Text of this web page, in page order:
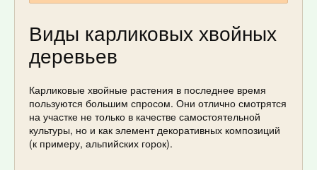
Виды карликовых хвойных
деревьев
Карликовые хвойные растения в последнее время
пользуются большим спросом. Они отлично смотрятся
на участке не только в качестве самостоятельной
культуры, но и как элемент декоративных композиций
(к примеру, альпийских горок).